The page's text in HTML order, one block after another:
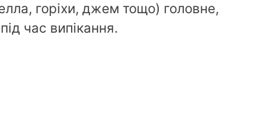
горіхи, джем тощо) головне,
час випікання.